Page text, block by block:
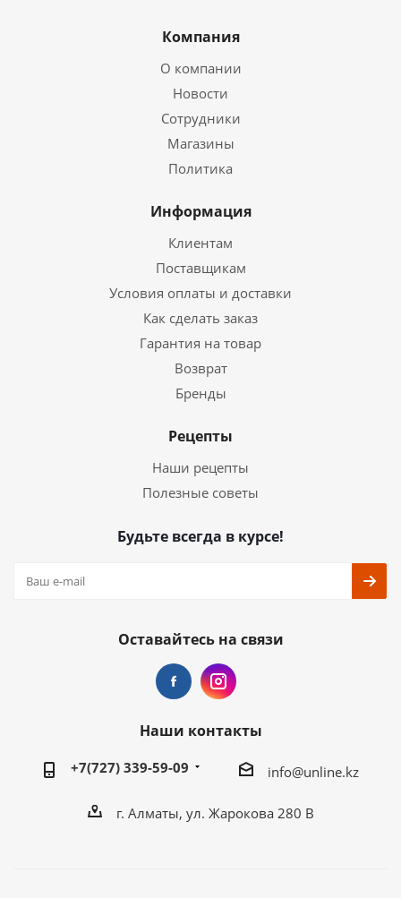
Компания
О компании
Новости
Сотрудники
Магазины
Политика
Информация
Клиентам
Поставщикам
Условия оплаты и доставки
Как сделать заказ
Гарантия на товар
Возврат
Бренды
Рецепты
Наши рецепты
Полезные советы
Будьте всегда в курсе!
Оставайтесь на связи
Наши контакты
+7(727) 339-59-09 info@unline.kz
г. Алматы, ул. Жарокова 280 В